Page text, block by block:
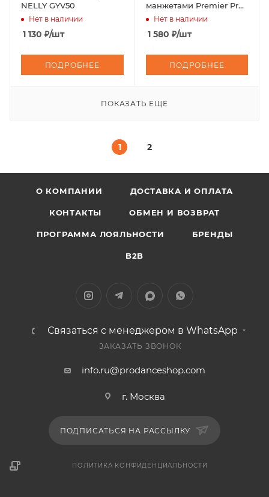
NELLY GYV50
Нет в наличии
1 130 ₽/шт
ПОДРОБНЕЕ
манжетами Premier Pro
MaiaНет в наличии
1 580 ₽/шт
ПОДРОБНЕЕ
ПОКАЗАТЬ ЕЩЕ
1 2
О КОМПАНИИ ДОСТАВКА И ОПЛАТА
КОНТАКТЫ ОБМЕН И ВОЗВРАТ
ПРОГРАММА ЛОЯЛЬНОСТИ БРЕНДЫ
B2B
Связаться с менеджером в WhatsApp
ЗАКАЗАТЬ ЗВОНОК
info.ru@prodanceshop.com
г. Москва
ПОДПИСАТЬСЯ НА РАССЫЛКУ
ПОЛИТИКА КОНФИДЕНЦИАЛЬНОСТИ